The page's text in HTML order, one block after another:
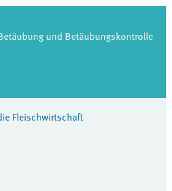
und Betäubungskontrolle
Fleischwirtschaft